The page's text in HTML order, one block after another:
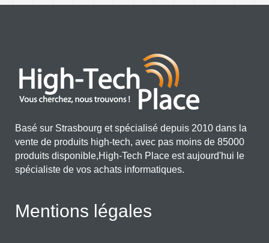
Basé sur Strasbourg et spécialisé depuis 2010 dans la
vente de produits high-tech, avec pas moins de 85000
produits disponible,High-Tech Place est aujourd'hui le
spécialiste de vos achats informatiques.
Mentions légales